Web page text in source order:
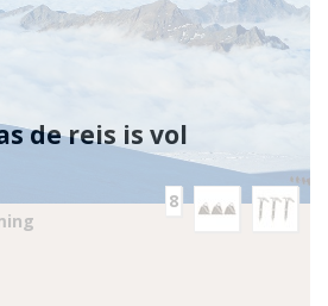
de reis is vol
8